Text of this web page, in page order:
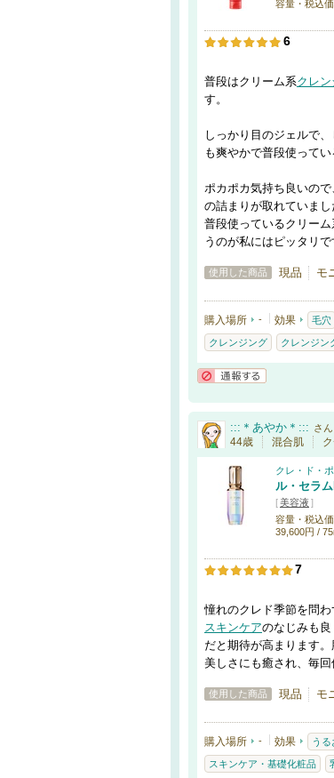
容量・税込
6
普段はクリーム系クレ
す。
しっかり目のジェルで
も爽やかで普段使って
ポカポカ気持ち良いの
の詰まりが取れていまし
普段使っているクリー
うのが私にはピッタリ
使用した商品 現品 モ
購入場所 - 効果 毛穴
クレンジング クレンジン
:::＊あやか＊::: さん
44歳 混合肌
クレ・ド・
ル・セラムII
[美容液]
容量・税込
39,600円 /
7
憧れのクレド季節を問わ
スキンケアのなじみも
だと期待が高まります
美しさにも癒され、毎
使用した商品 現品 モ
購入場所 - 効果 うる
スキンケア・基礎化粧品